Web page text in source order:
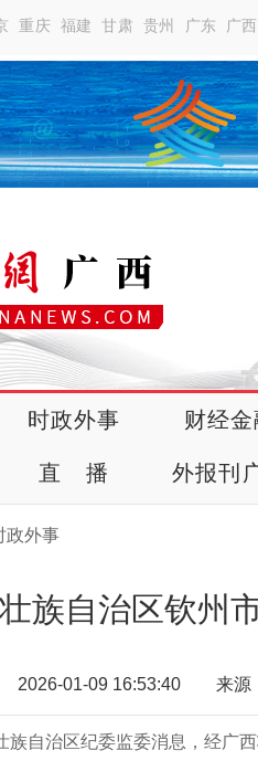
重庆 福建 甘肃 贵州 广东 广西
时政外事 财经金
直 播 外报刊
政外事
族自治区钦州
2026-01-09 16:53:40 来源
族自治区纪委监委消息，经广